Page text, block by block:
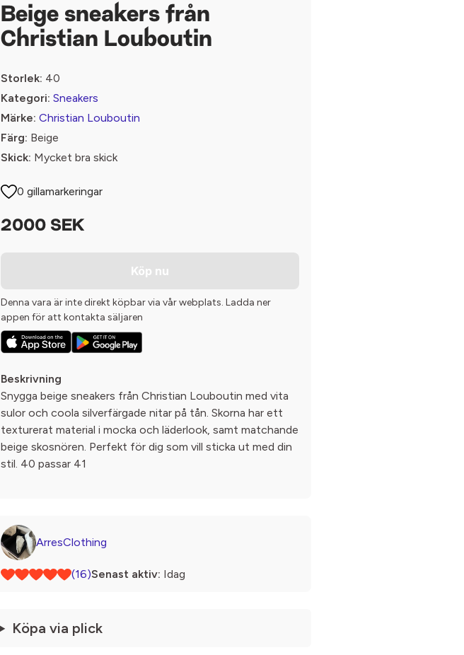
Beige sneakers från
Christian Louboutin
Storlek: 40
Kategori: Sneakers
Märke: Christian Louboutin
Färg: Beige
Skick: Mycket bra skick
0 gillamarkeringar
2000 SEK
Köp nu
Denna vara är inte direkt köpbar via vår webplats. Ladda ner
appen för att kontakta säljaren
Beskrivning
Snygga beige sneakers från Christian Louboutin med vita
sulor och coola silverfärgade nitar på tån. Skorna har ett
texturerat material i mocka och läderlook, samt matchande
beige skosnören. Perfekt för dig som vill sticka ut med din
stil. 40 passar 41
ArresClothing
(16)Senast aktiv: Idag
Köpa via plick